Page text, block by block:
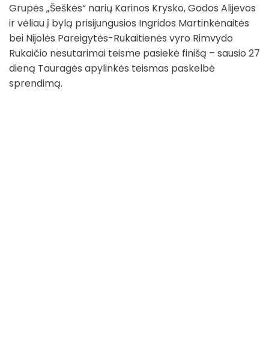
Grupės „Šeškės“ narių Karinos Krysko, Godos Alijevos
ir vėliau į bylą prisijungusios Ingridos Martinkėnaitės
bei Nijolės Pareigytės-Rukaitienės vyro Rimvydo
Rukaičio nesutarimai teisme pasiekė finišą – sausio 27
dieną Tauragės apylinkės teismas paskelbė
sprendimą.